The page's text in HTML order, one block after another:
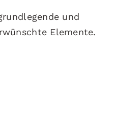
und
Elemente.